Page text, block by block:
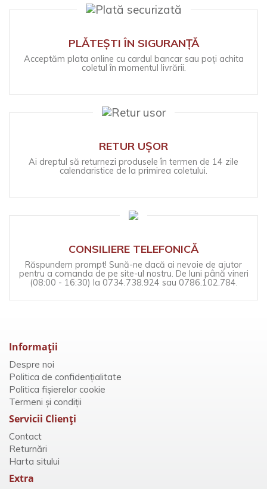
PLĂTEȘTI ÎN SIGURANȚĂ
Acceptăm plata online cu cardul bancar sau poți achita
coletul în momentul livrării.
RETUR UȘOR
Ai dreptul să returnezi produsele în termen de 14 zile
calendaristice de la primirea coletului.
CONSILIERE TELEFONICĂ
Răspundem prompt! Sună-ne dacă ai nevoie de ajutor
pentru a comanda de pe site-ul nostru. De luni până vineri
(08:00 - 16:30) la 0734.738.924 sau 0786.102.784.
Informaţii
Despre noi
Politica de confidențialitate
Politica fișierelor cookie
Termeni și condiții
Servicii Clienţi
Contact
Returnări
Harta sitului
Extra